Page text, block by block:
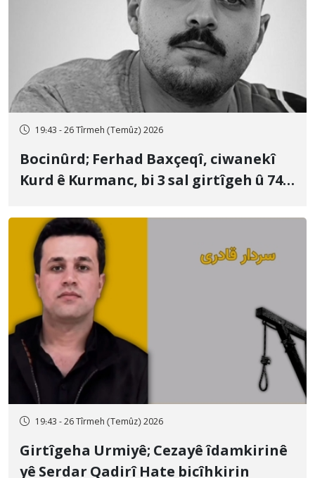
19:43 - 26 Tîrmeh (Temûz) 2026
Bocinûrd; Ferhad Baxçeqî, ciwanekî
Kurd ê Kurmanc, bi 3 sal girtîgeh û 74
19:43 - 26 Tîrmeh (Temûz) 2026
Girtîgeha Urmiyê; Cezayê îdamkirinê
yê Serdar Qadirî Hate bicîhkirin